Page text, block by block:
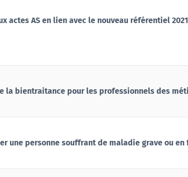
actes AS en lien avec le nouveau référentiel
la bientraitance pour les professionnels des
une personne souffrant de maladie grave ou en